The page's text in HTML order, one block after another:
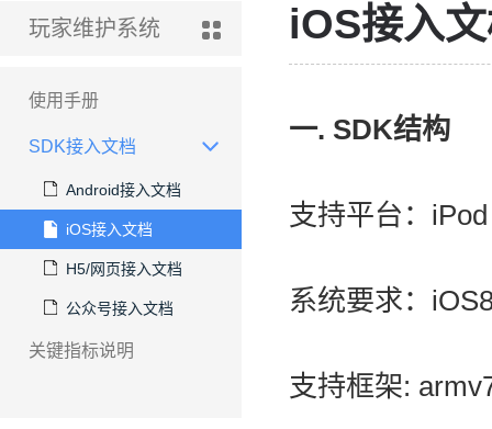
玩家维护系统
使用手册
SDK接入文档
Android接入文档
iOS接入文档
H5/网页接入文档
公众号接入文档
关键指标说明
iOS接入
一. SDK结构
支持平台：
系统要求：
支持框架: